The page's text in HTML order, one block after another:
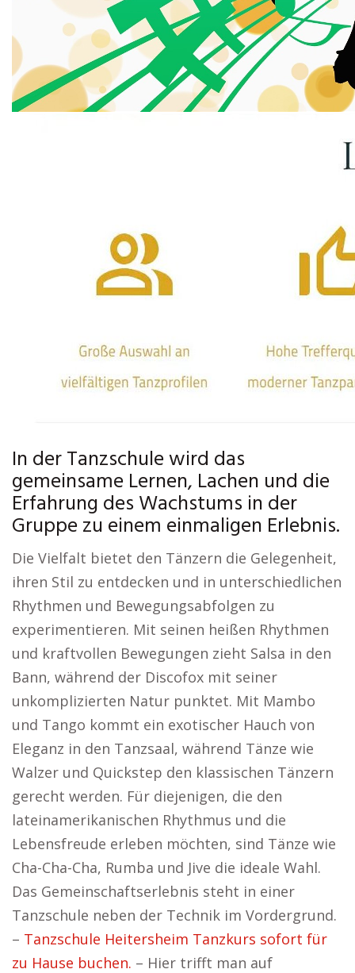
In der Tanzschule wird das
gemeinsame Lernen, Lachen und die
Erfahrung des Wachstums in der
Gruppe zu einem einmaligen Erlebnis.
Die Vielfalt bietet den Tänzern die Gelegenheit,
ihren Stil zu entdecken und in unterschiedlichen
Rhythmen und Bewegungsabfolgen zu
experimentieren. Mit seinen heißen Rhythmen
und kraftvollen Bewegungen zieht Salsa in den
Bann, während der Discofox mit seiner
unkomplizierten Natur punktet. Mit Mambo
und Tango kommt ein exotischer Hauch von
Eleganz in den Tanzsaal, während Tänze wie
Walzer und Quickstep den klassischen Tänzern
gerecht werden. Für diejenigen, die den
lateinamerikanischen Rhythmus und die
Lebensfreude erleben möchten, sind Tänze wie
Cha-Cha-Cha, Rumba und Jive die ideale Wahl.
Das Gemeinschaftserlebnis steht in einer
Tanzschule neben der Technik im Vordergrund.
– Tanzschule Heitersheim Tanzkurs sofort für
zu Hause buchen. – Hier trifft man auf